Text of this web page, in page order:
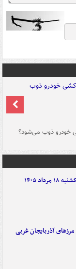
خودرو ذوب می‌شود؟
۱۴۰۵